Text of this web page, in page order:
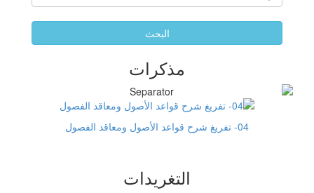
البحث
مذكرات
04- تفريغ شرح قواعد الأصول ومعاقد الفصول
التغريدات